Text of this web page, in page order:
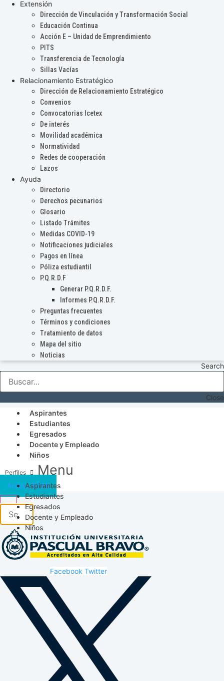
Extensión
Dirección de Vinculación y Transformación Social
Educación Continua
Acción E – Unidad de Emprendimiento
PITS
Transferencia de Tecnología
Sillas Vacías
Relacionamiento Estratégico
Dirección de Relacionamiento Estratégico
Convenios
Convocatorias Icetex
De interés
Movilidad académica
Normatividad
Redes de cooperación
Lazos
Ayuda
Directorio
Derechos pecunarios
Glosario
Listado Trámites
Medidas COVID-19
Notificaciones judiciales
Pagos en línea
Póliza estudiantil
P.Q.R.D.F
Generar P.Q.R.D.F.
Informes P.Q.R.D.F.
Preguntas frecuentes
Términos y condiciones
Tratamiento de datos
Mapa del sitio
Noticias
Search
Close
Aspirantes
Estudiantes
Egresados
Docente y Empleado
Niños
Menu
Aspirantes
Estudiantes
Egresados
Docente y Empleado
Niños
Acceso SICAU
Facebook Twitter